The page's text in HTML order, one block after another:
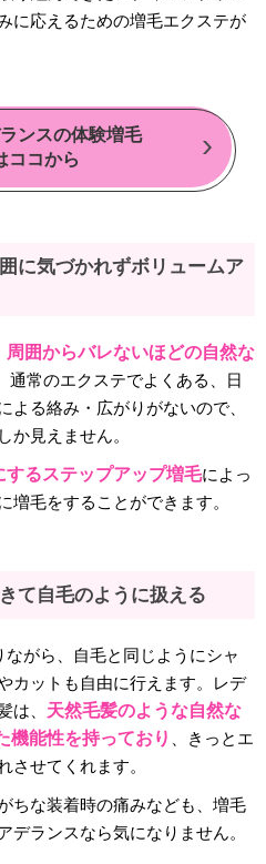
に応えるための増毛エクステが
ンスの体験増毛
ココから
に気づかれずボリュームア
周囲からバレないほどの自然な
通常のエクステでよくある、日
よる絡み・広がりがないので、
か見えません。
するステップアップ増毛によっ
増毛をすることができます。
て自毛のように扱える
がら、自毛と同じようにシャ
カットも自由に行えます。レデ
は、 天然毛髪のような自然な
機能性を持っており
、きっとエ
させてくれます。
ちな装着時の痛みなども、増毛
デランスなら気になりません。